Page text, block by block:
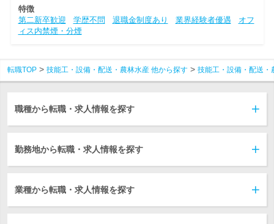
特徴
第二新卒歓迎
学歴不問 退職金制度あり 業界経験者優遇
オフ
ィス内禁煙・分煙
転職TOP 技能工・設備・配送・農林水産 他から探す 技能工・設備・配送・
職種から転職・求人情報を探す
勤務地から転職・求人情報を探す
業種から転職・求人情報を探す